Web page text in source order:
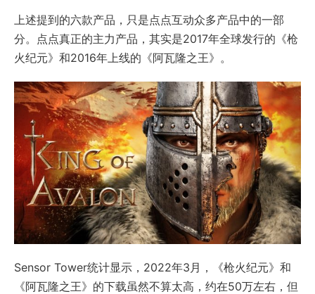
上述提到的六款产品，只是点点互动众多产品中的一部
分。点点真正的主力产品，其实是2017年全球发行的《枪
火纪元》和2016年上线的《阿瓦隆之王》。
Sensor Tower统计显示，2022年3月，《枪火纪元》和
《阿瓦隆之王》的下载虽然不算太高，约在50万左右，但